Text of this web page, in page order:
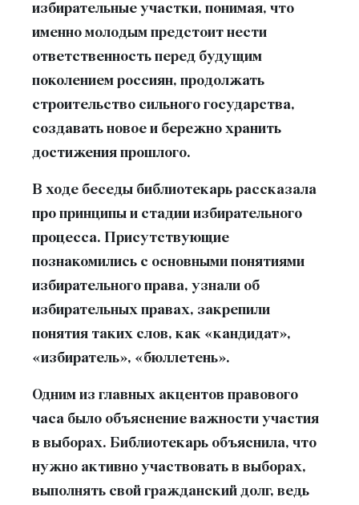
избирательные участки, понимая, что
именно молодым предстоит нести
ответственность перед будущим
поколением россиян, продолжать
строительство сильного государства,
создавать новое и бережно хранить
достижения прошлого.
В ходе беседы библиотекарь рассказала
про принципы и стадии избирательного
процесса. Присутствующие
познакомились с основными понятиями
избирательного права, узнали об
избирательных правах, закрепили
понятия таких слов, как «кандидат»,
«избиратель», «бюллетень».
Одним из главных акцентов правового
часа было объяснение важности участия
в выборах. Библиотекарь объяснила, что
нужно активно участвовать в выборах,
выполнять свой гражданский долг, ведь